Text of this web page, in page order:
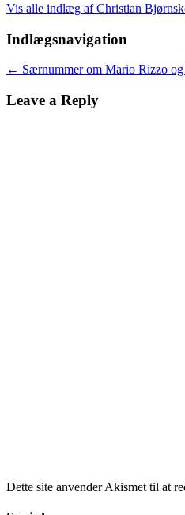
Vis alle indlæg af Christian
Indlægsnavigation
← Særnummer om Mario Rizzo
Leave a Reply
Dette site anvender Akismet til at